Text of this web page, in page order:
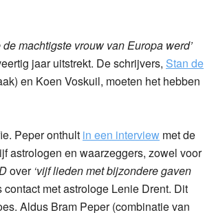
machtigste vrouw van Europa werd’
jaar uitstrekt. De schrijvers, Stan de
en Koen Voskuil, moeten het hebben
Peper onthult in een interview met de
astrologen en waarzeggers, zowel voor
over ‘vijf lieden met bijzondere gaven
met astrologe Lenie Drent. Dit
Aldus Bram Peper (combinatie van